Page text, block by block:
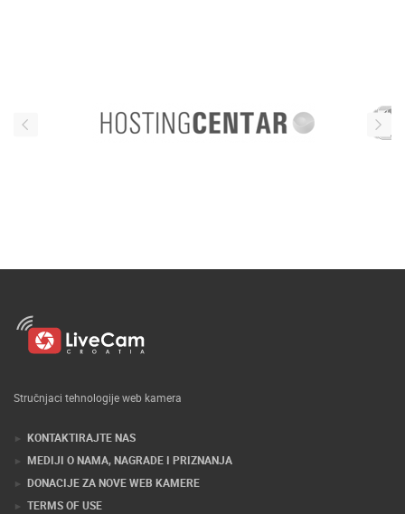
Stručnjaci tehnologije web kamera
KONTAKTIRAJTE NAS
MEDIJI O NAMA, NAGRADE I PRIZNANJA
DONACIJE ZA NOVE WEB KAMERE
TERMS OF USE